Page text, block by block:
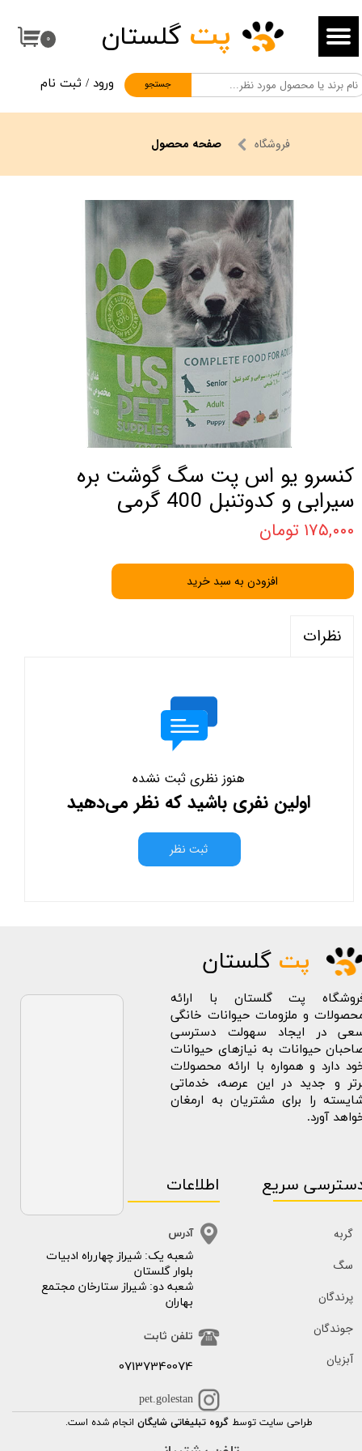
۰
جستجو
پت گلستان
ورود / ثبت نام
حساب کاربری من
تغییر گذر واژه
سفارشات
خروج از حساب کاربری
فروشگاه صفحه محصول
کنسرو یو اس پت سگ گوشت بره
سیرابی و کدوتنبل 400 گرمی
۱۷۵,۰۰۰ تومان
افزودن به سبد خرید
نظرات
هنوز نظری ثبت نشده
اولین نفری باشید که نظر می‌دهید
ثبت نظر
پت گلستان
پت گلستان با ارائه
و ملزومات حیوانات خانگی
در ایجاد سهولت دسترسی
حیوانات به نیازهای حیوانات
دارد و همواره با ارائه محصولات
و جدید در این عرصه، خدماتی
را برای مشتریان به ارمغان
آورد.
سریع
گربه
سگ
پرندگان
جوندگان
آبزیان
​​شعبه یک: شیراز چهارراه ادبیات
بلوار گلستان
شعبه دو: شیراز ستارخان مجتمع
بهاران
اطلاعات
آدرس
تلفن ثابت
07137340074
pet.golestan
طراحی سایت توسط گروه تبلیغاتی شایگان انجام شده است.